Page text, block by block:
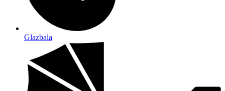
Glazbala